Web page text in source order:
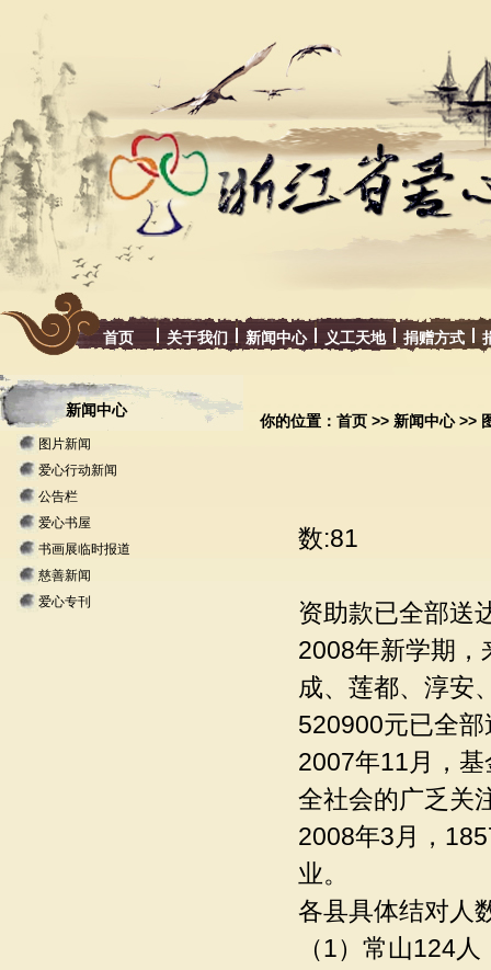
首页 关于我们 新闻中心 义工天地 捐赠方式
新闻中心
图片新闻
爱心行动新闻
公告栏
爱心书屋
书画展临时报道
慈善新闻
爱心专刊
你的位置： 首页 >> 新闻中心>>
数:81
资助款已全部送
2008年新学期，
成、莲都、淳安
520900元已全
2007年11月，
全社会的广乏关
2008年3月，
业。
各县具体结对人
（1）常山124